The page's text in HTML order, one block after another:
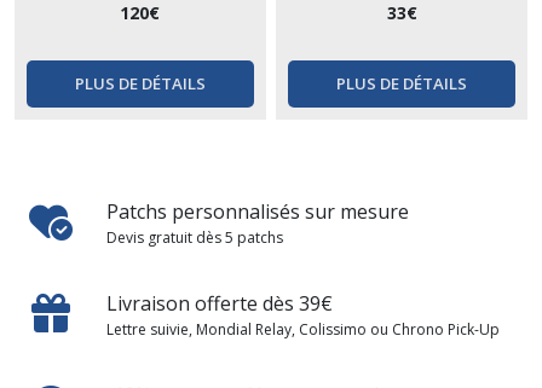
120€
PLUS DE DÉTAILS
33€
PLUS DE DÉTAILS
Patchs personnalisés sur mesure
Devis gratuit dès 5 patchs
Livraison offerte dès 39€
Lettre suivie, Mondial Relay, Colissimo ou Chrono Pick-Up